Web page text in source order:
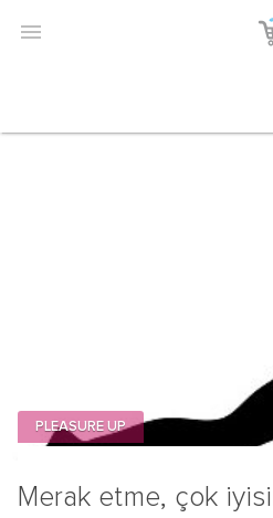

Merak etme, çok
PLEASURE UP